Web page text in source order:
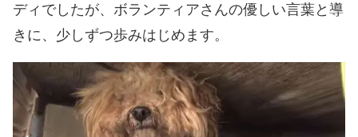
ディでしたが、ボランティアさんの優しい言葉と導
きに、少しずつ歩みはじめます。